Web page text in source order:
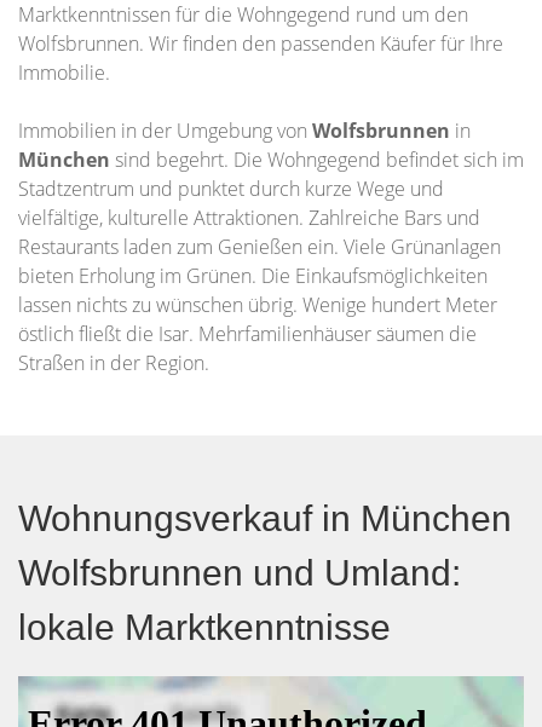
Marktkenntnissen für die Wohngegend rund um den
Wolfsbrunnen. Wir finden den passenden Käufer für Ihre
Immobilie.
Immobilien in der Umgebung von Wolfsbrunnen in
München sind begehrt. Die Wohngegend befindet sich im
Stadtzentrum und punktet durch kurze Wege und
vielfältige, kulturelle Attraktionen. Zahlreiche Bars und
Restaurants laden zum Genießen ein. Viele Grünanlagen
bieten Erholung im Grünen. Die Einkaufsmöglichkeiten
lassen nichts zu wünschen übrig. Wenige hundert Meter
östlich fließt die Isar. Mehrfamilienhäuser säumen die
Straßen in der Region.
Wohnungsverkauf in München
Wolfsbrunnen und Umland:
lokale Marktkenntnisse